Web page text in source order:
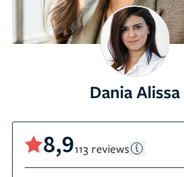
Dania Alissa
8,9113 reviews